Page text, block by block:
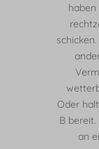
Oder
B
an